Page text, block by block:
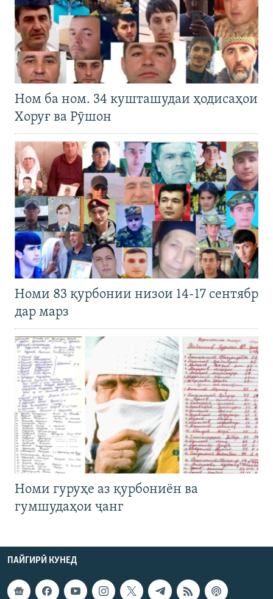
Ном ба ном. 34 кушташудаи ҳодисаҳои
Хоруғ ва Рӯшон
Номи 83 қурбонии низои 14-17 сентябр
дар марз
Номи гуруҳе аз қурбониён ва
гумшудаҳои ҷанг
ПАЙГИРӢ КУНЕД